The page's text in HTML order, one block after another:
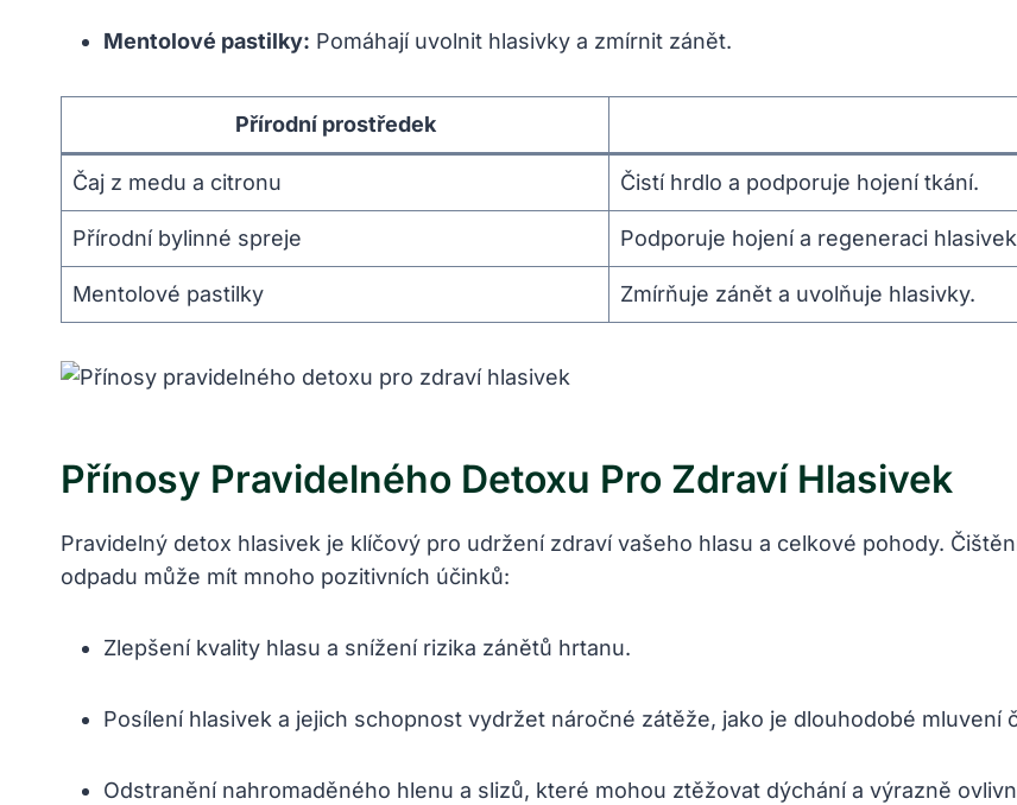
Mentolové pastilky: Pomáhají uvolnit hlasivky a zmírnit zánět.
Přírodní prostředek
Čaj z medu a citronu Čistí hrdlo a podporuje hojení tkání.
Přírodní bylinné spreje Podporuje hojení a regeneraci
Mentolové pastilky Zmírňuje zánět a uvolňuje hlasivky.
Přínosy Pravidelného Detoxu Pro Zdraví Hlasivek
Pravidelný detox hlasivek je klíčový pro udržení zdraví vašeho hlasu a celkové pohody.
odpadu může mít mnoho pozitivních účinků:
Zlepšení kvality hlasu a snížení rizika zánětů hrtanu.
Posílení hlasivek a jejich schopnost vydržet náročné zátěže, jako je dlouhodobé mluvení
Odstranění nahromaděného hlenu a slizů, které mohou ztěžovat dýchání a výrazně